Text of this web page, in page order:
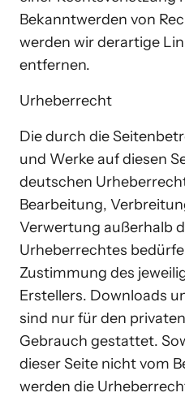
Bekanntwerden von
werden wir derartige
entfernen.
Urheberrecht
Die durch die
und Werke auf diesen
deutschen
Bearbeitung,
Verwertung außerhalb
Urheberrechtes
Zustimmung des
Erstellers. Downloads
sind nur für den
Gebrauch gestattet.
dieser Seite nicht vom
werden die